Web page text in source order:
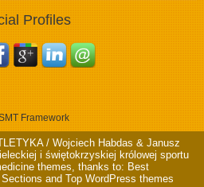
Profiles
Framework
/ Wojciech Habdas & Janusz
i świętokrzyskiej królowej sportu
themes, thanks to: Best
and Top WordPress themes